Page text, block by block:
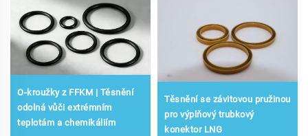
O-kroužky z FFKM | Těsnění
odolná vůči extrémním
teplotám a chemikáliím
Těsnění se závitovou pružinou
pro výplňový trubkový
konektor LNG